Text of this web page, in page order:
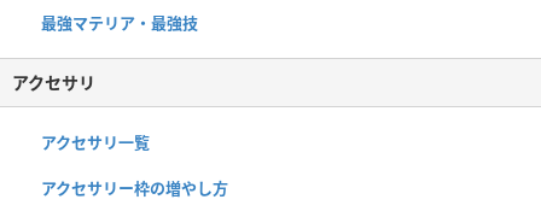
最強マテリア・最強技
アクセサリ
アクセサリ一覧
アクセサリー枠の増やし方